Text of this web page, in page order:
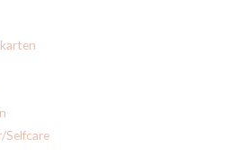
Selfcare